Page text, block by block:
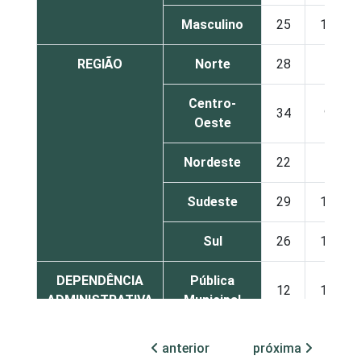
Masculino 25 12
REGIÃO Norte 28
Centro-
Oeste
34 9
Nordeste 22
Sudeste 29 16
Sul 26 16
DEPENDÊNCIA
ADMINISTRATIVA
Pública
Municipal
12 10
Pública
32
anterior próxima